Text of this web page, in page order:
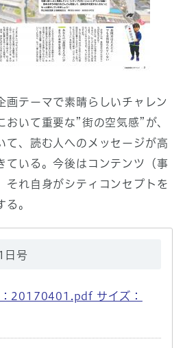
画テーマで素晴らしいチャレン
おいて重要な”街の空気感”が、
て、読む人へのメッセージが高
ている。今後はコンテンツ（事
それ自身がシティコンセプトを
る。
日号
20170401.pdf サイズ：